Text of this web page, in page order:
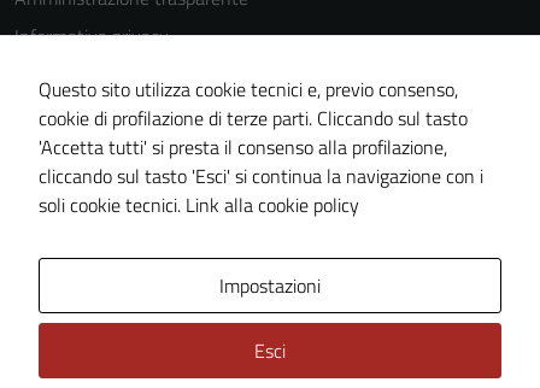
Informativa privacy
Cookie Policy
Note legali
Dichiarazione di accessibilità
Piano di miglioramento del sito
Questo sito utilizza cookie tecnici e, previo consenso,
cookie di profilazione di terze parti. Cliccando sul tasto
'Accetta tutti' si presta il consenso alla profilazione,
cliccando sul tasto 'Esci' si continua la navigazione con i
soli cookie tecnici. Link alla cookie policy
Impostazioni
Esci